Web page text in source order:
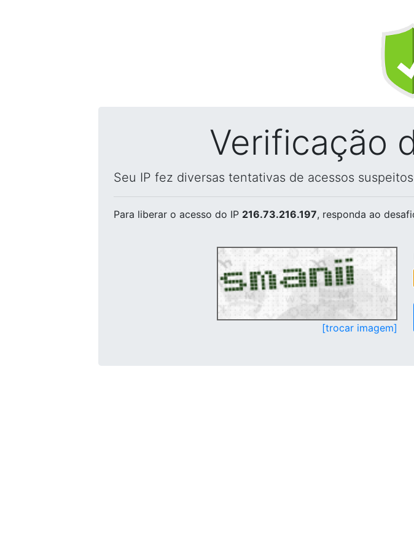
Verificação
Seu IP fez diversas tentativas de acessos
Para liberar o acesso do IP 216.73.216.197, responda ao
[trocar imagem]